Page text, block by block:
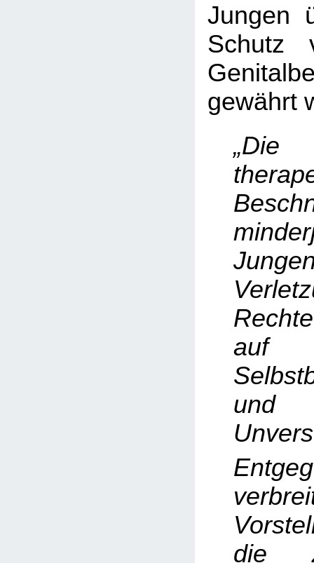
Jungen
Schutz
gewährt
auf
und
die